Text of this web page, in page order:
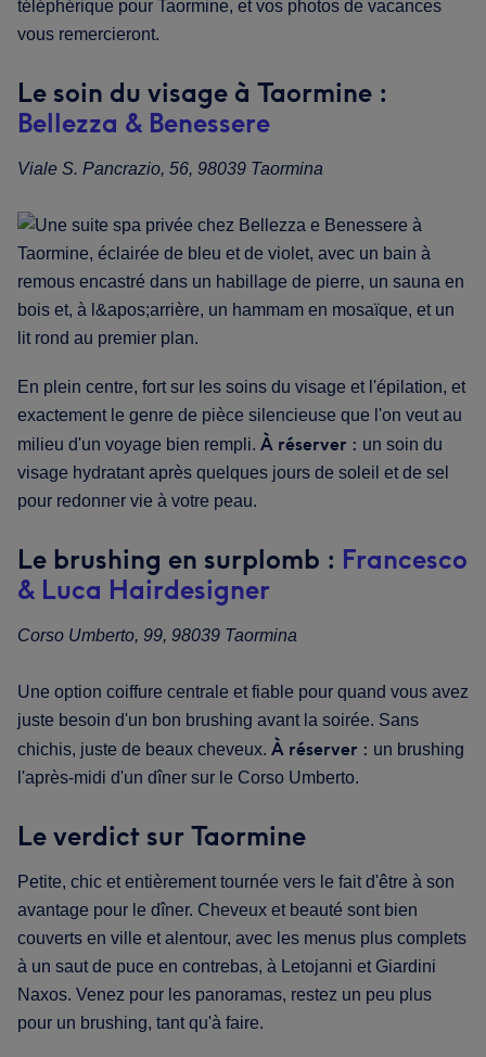
téléphérique pour Taormine, et vos photos de vacances
vous remercieront.
Le soin du visage à Taormine :
Bellezza & Benessere
Viale S. Pancrazio, 56, 98039 Taormina
En plein centre, fort sur les soins du visage et l'épilation, et
exactement le genre de pièce silencieuse que l'on veut au
milieu d'un voyage bien rempli. À réserver : un soin du
visage hydratant après quelques jours de soleil et de sel
pour redonner vie à votre peau.
Le brushing en surplomb : Francesco
& Luca Hairdesigner
Corso Umberto, 99, 98039 Taormina
Une option coiffure centrale et fiable pour quand vous avez
juste besoin d'un bon brushing avant la soirée. Sans
chichis, juste de beaux cheveux. À réserver : un brushing
l'après-midi d'un dîner sur le Corso Umberto.
Le verdict sur Taormine
Petite, chic et entièrement tournée vers le fait d'être à son
avantage pour le dîner. Cheveux et beauté sont bien
couverts en ville et alentour, avec les menus plus complets
à un saut de puce en contrebas, à Letojanni et Giardini
Naxos. Venez pour les panoramas, restez un peu plus
pour un brushing, tant qu'à faire.